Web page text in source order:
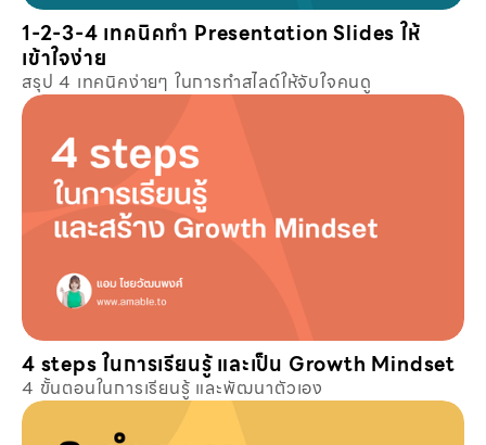
1-2-3-4 เทคนิคทำ Presentation Slides ให้
เข้าใจง่าย
สรุป 4 เทคนิคง่ายๆ ในการทำสไลด์ให้จับใจคนดู
4 steps ในการเรียนรู้ และเป็น Growth Mindset
4 ขั้นตอนในการเรียนรู้ และพัฒนาตัวเอง